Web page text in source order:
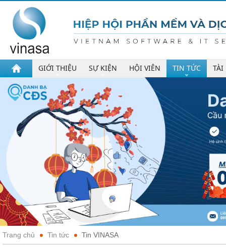
GIỚI THIỆU SỰ KIỆN HỘI VIÊN TIN TỨC TÀI
Trang chủ Tin tức Tin VINASA